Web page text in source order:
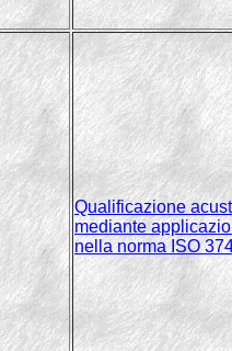
Qualificazione
mediante
nella norma ISO